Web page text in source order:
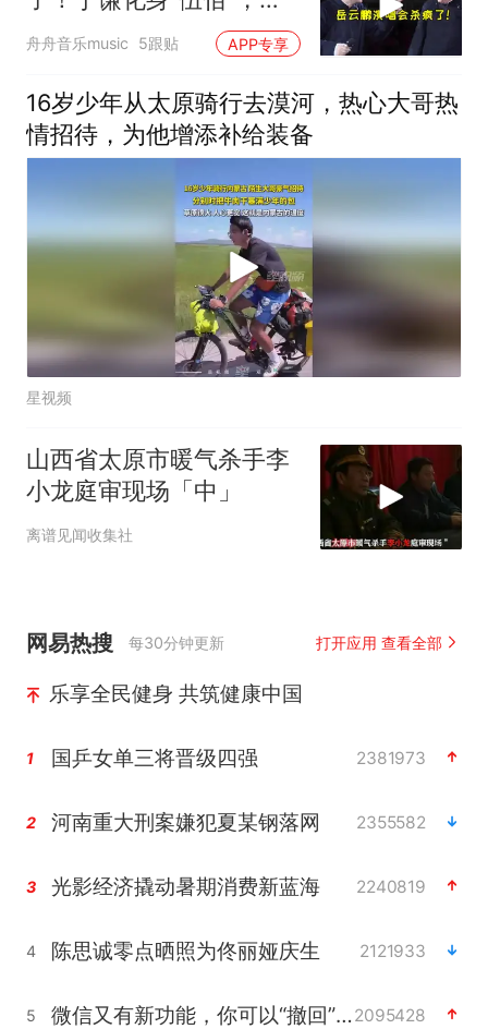
挥全场嗨翻了
舟舟音乐music 5跟贴 APP专享
16岁少年从太原骑行去漠河，热心大哥热
情招待，为他增添补给装备
星视频
山西省太原市暖气杀手李
小龙庭审现场「中」
离谱见闻收集社
网易热搜 每30分钟更新 打开应用 查看全部
乐享全民健身 共筑健康中国
1 国乒女单三将晋级四强 2381973
2 河南重大刑案嫌犯夏某钢落网 2355582
3 光影经济撬动暑期消费新蓝海 2240819
4 陈思诚零点晒照为佟丽娅庆生 2121933
5 微信又有新功能，你可以“撤回”你的撤回了！2095428